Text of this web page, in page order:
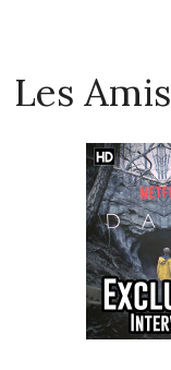
Les Amis